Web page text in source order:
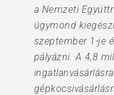
a Nemzeti
úgymond
szeptember 1-je
pályázni. A 4,8